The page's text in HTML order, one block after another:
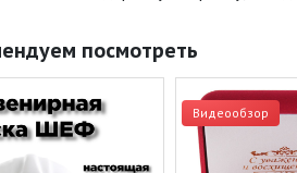
посмотреть
Видеообзор